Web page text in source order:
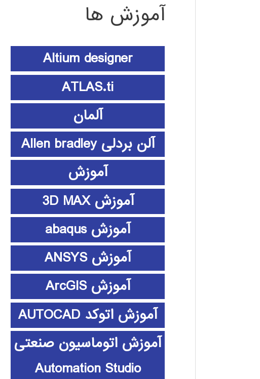
آموزش ها
Altium designer
ATLAS.ti
آلمان
آلن بردلی Allen bradley
آموزش
آموزش 3D MAX
آموزش abaqus
آموزش ANSYS
آموزش ArcGIS
آموزش اتوکد AUTOCAD
آموزش اتوماسیون صنعتی
Automation Studio